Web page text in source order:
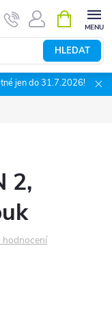
HLEDAT
NÁKUPNÍ
KOŠÍK
jen do 31.7.2026!
2,